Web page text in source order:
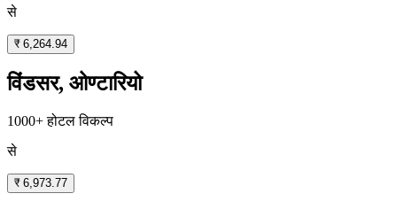
से
₹ 6,264.94
विंडसर, ओण्टारियो
1000+ होटल विकल्प
से
₹ 6,973.77